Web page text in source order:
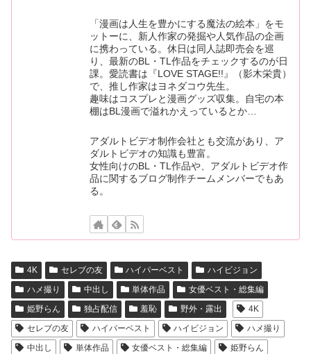
「漫画は人生を豊かにする魔法の絵本」をモ
ットーに、新人作家の発掘や人気作品の企画
に携わっている。休日は同人誌即売会を巡
り、最新のBL・TL作品をチェックするのが日
課。愛読書は『LOVE STAGE!!』（影木栄貴）
で、推し作家はヨネダコウ先生。
趣味はコスプレと漫画グッズ収集。自宅の本
棚はBL漫画で溢れかえっているとか…
アダルトビデオ制作会社とも交流があり、ア
ダルトビデオの知識も豊富。
女性向けのBL・TL作品や、アダルトビデオ作
品に関するブログ制作チームメンバーでもあ
る。
4K セレブの友 ハイパーベスト
ハイビジョン
ハメ撮り
中出し 単体作品
女優ベスト・総集編
姫野らん
独占配信 羞恥 野外・露出
4K
セレブの友
ハイパーベスト ハイビジョン
ハメ撮り
中出し
単体作品 女優ベスト・総集編
姫野らん